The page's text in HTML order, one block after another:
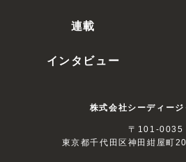
連載
インタビュー
株式会社シーディー
〒101-0035
東京都千代田区神田紺屋町